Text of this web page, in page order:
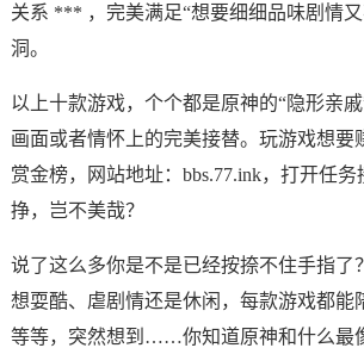
关系 *** ，完美满足“想要细细品味剧情
洞。
以上十款游戏，个个都是原神的“隐形亲戚
画面或者情怀上的完美接替。玩游戏想要
赏金榜，网站地址：bbs.77.ink，打开任
挣，岂不美哉？
说了这么多你是不是已经按捺不住手指了
想耍酷、虐剧情还是休闲，每款游戏都能
等等，突然想到……你知道原神和什么